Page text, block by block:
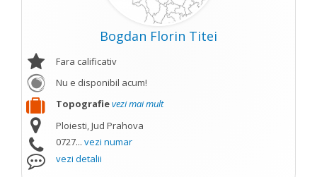
Bogdan Florin Titei
Fara calificativ
Nu e disponibil acum!
Topografievezi mai mult
Ploiesti, Jud Prahova
0727... vezi numar
vezi detalii